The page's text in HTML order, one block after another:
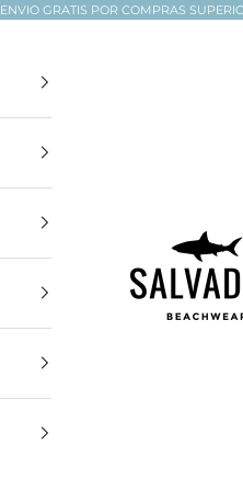
ENVIO GRATIS POR COMPRAS
Salvador